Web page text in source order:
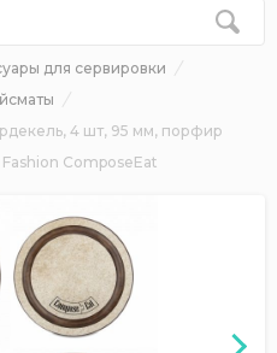
для сервировки
4 шт, 95 мм, порфир
ComposeEat